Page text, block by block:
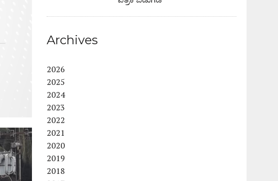
Archives
2026
2025
2024
2023
2022
2021
2020
2019
2018